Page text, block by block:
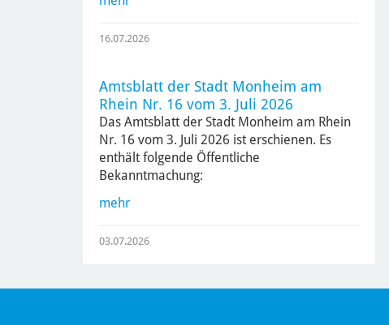
16.07.2026
Amtsblatt der Stadt Monheim am
Rhein Nr. 16 vom 3. Juli 2026
Das Amtsblatt der Stadt Monheim am Rhein
Nr. 16 vom 3. Juli 2026 ist erschienen. Es
enthält folgende Öffentliche
Bekanntmachung:
mehr
03.07.2026